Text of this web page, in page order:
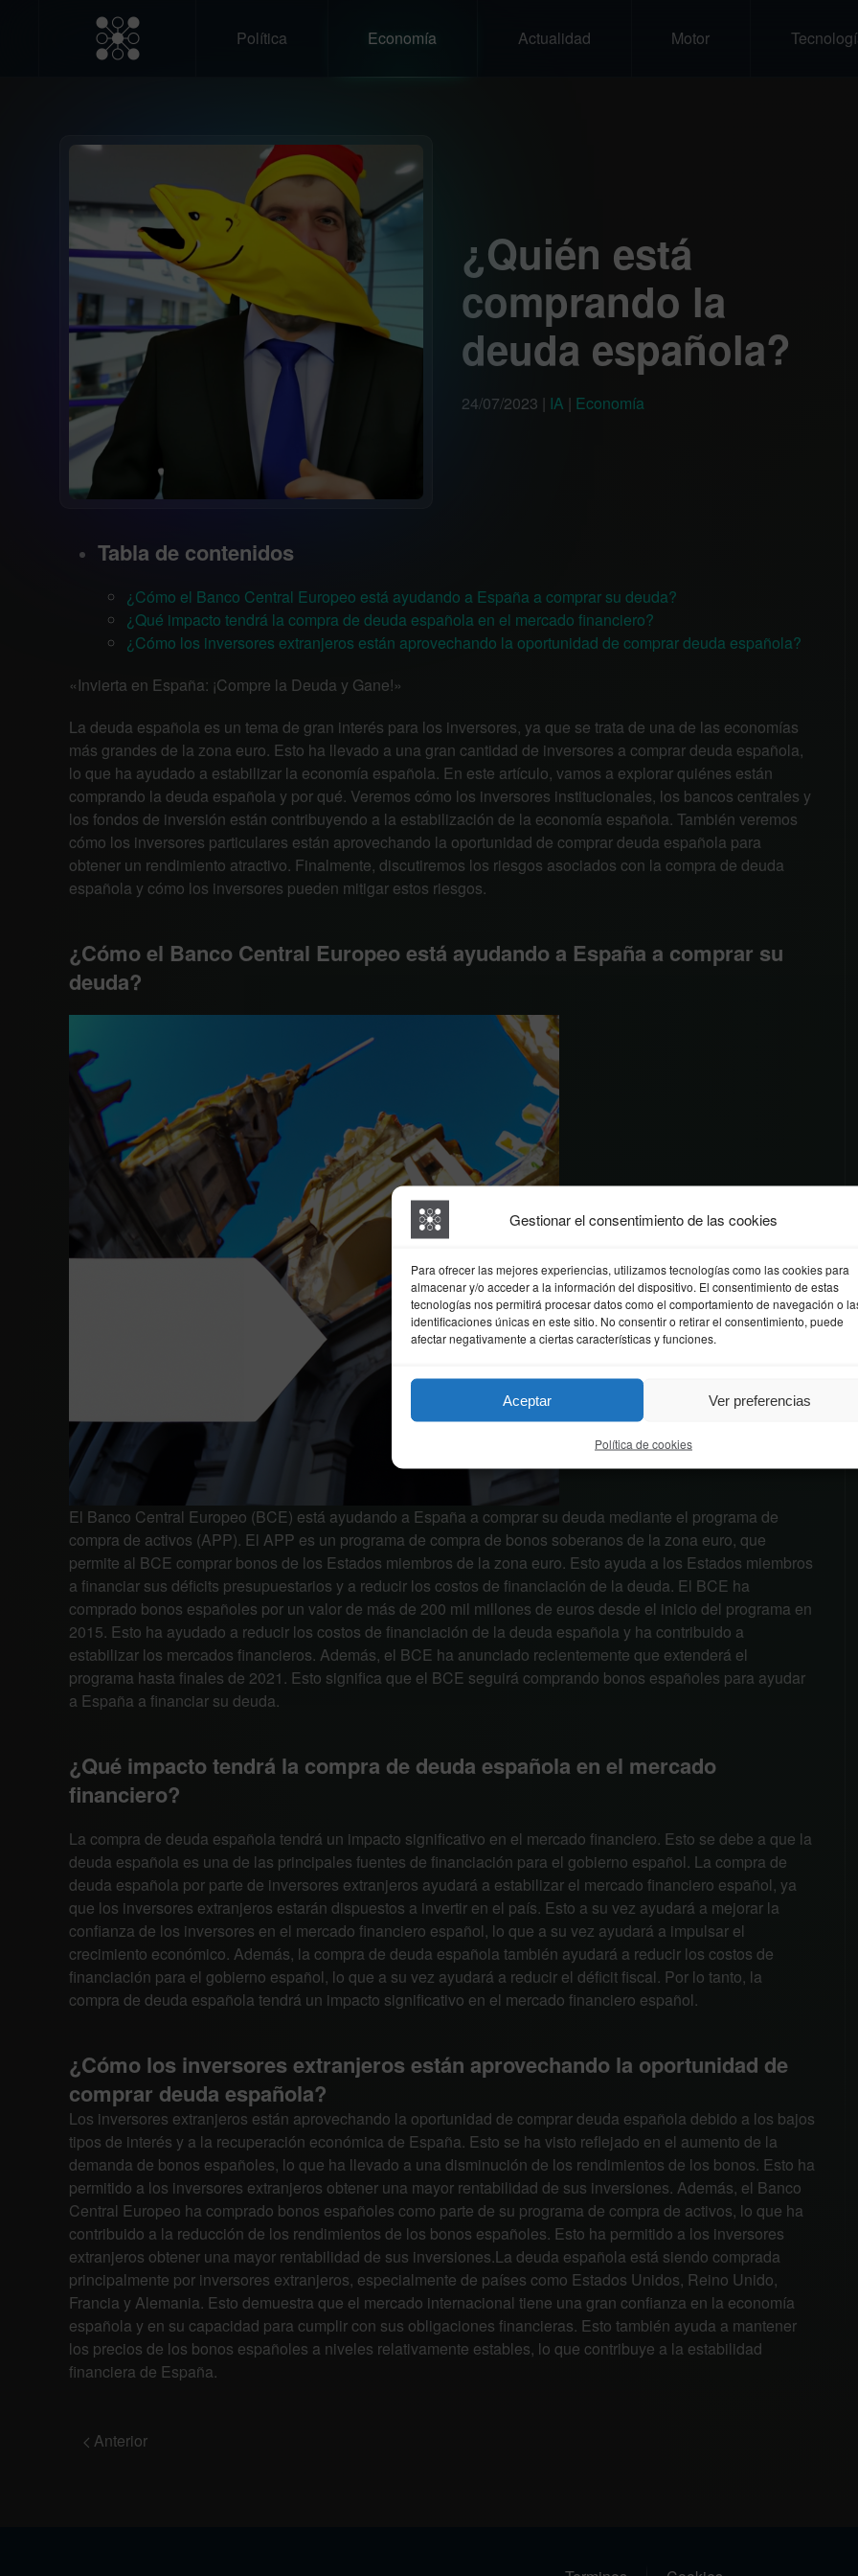
Gestionar el consentimiento de las cookies
Para ofrecer las mejores experiencias, utilizamos tecnologías como las cookies para
almacenar y/o acceder a la información del dispositivo. El consentimiento de estas
tecnologías nos permitirá procesar datos como el comportamiento de navegación o
identificaciones únicas en este sitio. No consentir o retirar el consentimiento, puede
afectar negativamente a ciertas características y funciones.
Aceptar Ver preferencias
Política de cookies
Política Economía Actualidad Motor
¿Quién está
comprando la
deuda española?
24/07/2023 | IA | Economía
Tabla de contenidos
¿Cómo el Banco Central Europeo está ayudando a España a comprar su deuda?
¿Qué impacto tendrá la compra de deuda española en el mercado financiero?
¿Cómo los inversores extranjeros están aprovechando la oportunidad de comprar deuda española?
«Invierta en España: ¡Compre la Deuda y Gane!»
La deuda española es un tema de gran interés para los inversores, ya que se trata de una de las economías
más grandes de la zona euro. Esto ha llevado a una gran cantidad de inversores a comprar deuda española,
lo que ha ayudado a estabilizar la economía española. En este artículo, vamos a explorar quiénes están
comprando la deuda española y por qué. Veremos cómo los inversores institucionales, los bancos centrales y
los fondos de inversión están contribuyendo a la estabilización de la economía española. También veremos
cómo los inversores particulares están aprovechando la oportunidad de comprar deuda española para
obtener un rendimiento atractivo. Finalmente, discutiremos los riesgos asociados con la compra de deuda
española y cómo los inversores pueden mitigar estos riesgos.
¿Cómo el Banco Central Europeo está ayudando a España a comprar su
deuda?
El Banco Central Europeo (BCE) está ayudando a España a comprar su deuda mediante el programa de
compra de activos (APP). El APP es un programa de compra de bonos soberanos de la zona euro, que
permite al BCE comprar bonos de los Estados miembros de la zona euro. Esto ayuda a los Estados miembros
a financiar sus déficits presupuestarios y a reducir los costos de financiación de la deuda. El BCE ha
comprado bonos españoles por un valor de más de 200 mil millones de euros desde el inicio del programa en
2015. Esto ha ayudado a reducir los costos de financiación de la deuda española y ha contribuido a
estabilizar los mercados financieros. Además, el BCE ha anunciado recientemente que extenderá el
programa hasta finales de 2021. Esto significa que el BCE seguirá comprando bonos españoles para ayudar
a España a financiar su deuda.
¿Qué impacto tendrá la compra de deuda española en el mercado
financiero?
La compra de deuda española tendrá un impacto significativo en el mercado financiero. Esto se debe a que la
deuda española es una de las principales fuentes de financiación para el gobierno español. La compra de
deuda española por parte de inversores extranjeros ayudará a estabilizar el mercado financiero español, ya
que los inversores extranjeros estarán dispuestos a invertir en el país. Esto a su vez ayudará a mejorar la
confianza de los inversores en el mercado financiero español, lo que a su vez ayudará a impulsar el
crecimiento económico. Además, la compra de deuda española también ayudará a reducir los costos de
financiación para el gobierno español, lo que a su vez ayudará a reducir el déficit fiscal. Por lo tanto, la
compra de deuda española tendrá un impacto significativo en el mercado financiero español.
¿Cómo los inversores extranjeros están aprovechando la oportunidad de
comprar deuda española?
Los inversores extranjeros están aprovechando la oportunidad de comprar deuda española debido a los bajos
tipos de interés y a la recuperación económica de España. Esto se ha visto reflejado en el aumento de la
demanda de bonos españoles, lo que ha llevado a una disminución de los rendimientos de los bonos. Esto ha
permitido a los inversores extranjeros obtener una mayor rentabilidad de sus inversiones. Además, el Banco
Central Europeo ha comprado bonos españoles como parte de su programa de compra de activos, lo que ha
contribuido a la reducción de los rendimientos de los bonos españoles. Esto ha permitido a los inversores
extranjeros obtener una mayor rentabilidad de sus inversiones.La deuda española está siendo comprada
principalmente por inversores extranjeros, especialmente de países como Estados Unidos, Reino Unido,
Francia y Alemania. Esto demuestra que el mercado internacional tiene una gran confianza en la economía
española y en su capacidad para cumplir con sus obligaciones financieras. Esto también ayuda a mantener
los precios de los bonos españoles a niveles relativamente estables, lo que contribuye a la estabilidad
financiera de España.
Anterior